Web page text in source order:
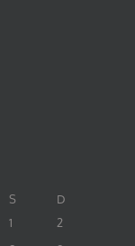
S
D
1
2